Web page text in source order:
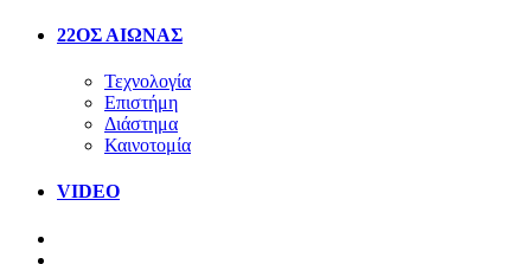
22ΟΣ ΑΙΩΝΑΣ
Τεχνολογία
Επιστήμη
Διάστημα
Καινοτομία
VIDEO